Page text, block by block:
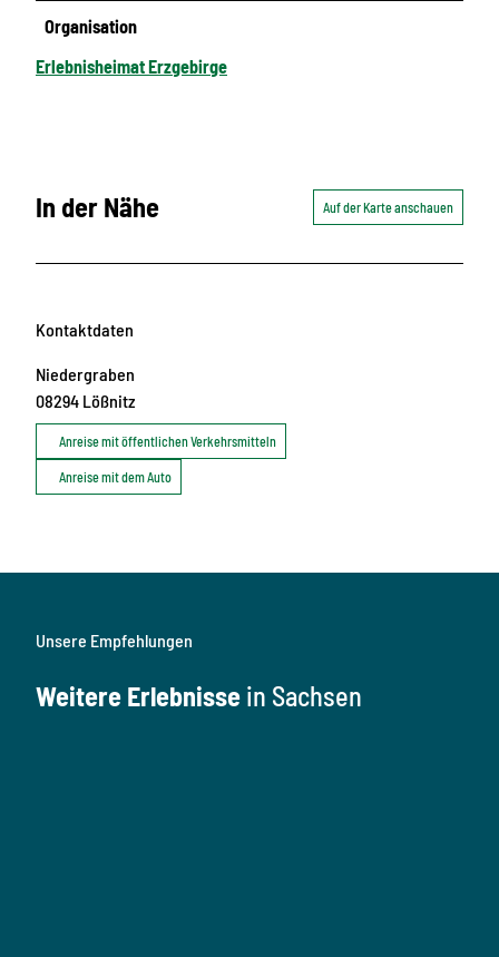
Organisation
Erlebnisheimat Erzgebirge
In der Nähe Auf der Karte anschauen
Kontaktdaten
Niedergraben
08294 Lößnitz
Anreise mit öffentlichen Verkehrsmitteln
Anreise mit dem Auto
Unsere Empfehlungen
Weitere Erlebnisse in Sachsen